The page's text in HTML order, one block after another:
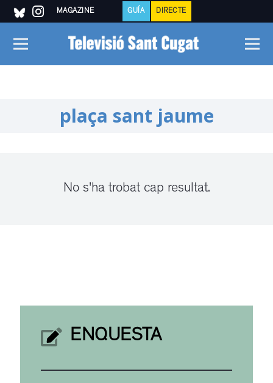
MAGAZINE GUÍA DIRECTE
plaça sant jaume
No s'ha trobat cap resultat.
ENQUESTA